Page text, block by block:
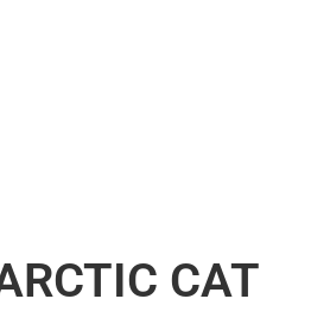
CAT